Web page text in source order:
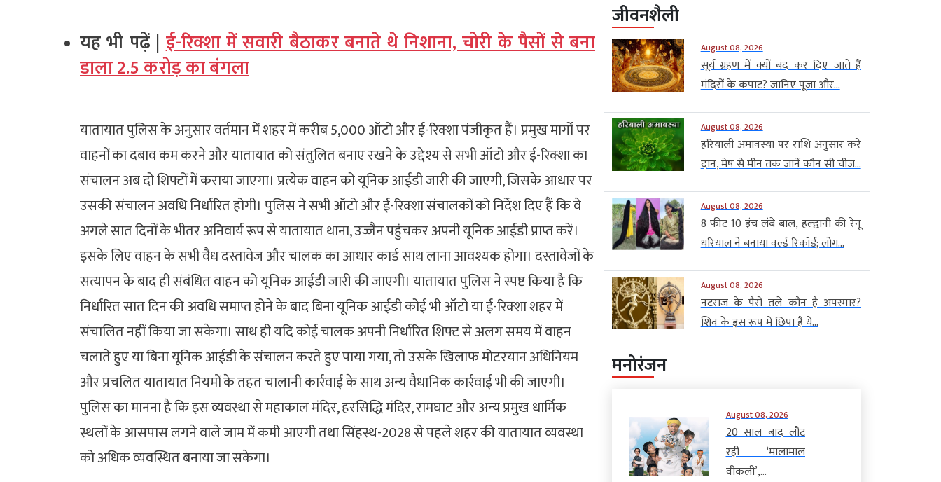
यह भी पढ़ें |ई-रिक्शा में सवारी बैठाकर बनाते थे निशाना, चोरी के पैसों से बना
डाला 2.5 करोड़ का बंगला
यातायात पुलिस के अनुसार वर्तमान में शहर में करीब 5,000 ऑटो और ई-रिक्शा पंजीकृत हैं। प्रमुख मार्गों पर
वाहनों का दबाव कम करने और यातायात को संतुलित बनाए रखने के उद्देश्य से सभी ऑटो और ई-रिक्शा का
संचालन अब दो शिफ्टों में कराया जाएगा। प्रत्येक वाहन को यूनिक आईडी जारी की जाएगी, जिसके आधार पर
उसकी संचालन अवधि निर्धारित होगी। पुलिस ने सभी ऑटो और ई-रिक्शा संचालकों को निर्देश दिए हैं कि वे
अगले सात दिनों के भीतर अनिवार्य रूप से यातायात थाना, उज्जैन पहुंचकर अपनी यूनिक आईडी प्राप्त करें।
इसके लिए वाहन के सभी वैध दस्तावेज और चालक का आधार कार्ड साथ लाना आवश्यक होगा। दस्तावेजों के
सत्यापन के बाद ही संबंधित वाहन को यूनिक आईडी जारी की जाएगी। यातायात पुलिस ने स्पष्ट किया है कि
निर्धारित सात दिन की अवधि समाप्त होने के बाद बिना यूनिक आईडी कोई भी ऑटो या ई-रिक्शा शहर में
संचालित नहीं किया जा सकेगा। साथ ही यदि कोई चालक अपनी निर्धारित शिफ्ट से अलग समय में वाहन
चलाते हुए या बिना यूनिक आईडी के संचालन करते हुए पाया गया, तो उसके खिलाफ मोटरयान अधिनियम
और प्रचलित यातायात नियमों के तहत चालानी कार्रवाई के साथ अन्य वैधानिक कार्रवाई भी की जाएगी।
पुलिस का मानना है कि इस व्यवस्था से महाकाल मंदिर, हरसिद्धि मंदिर, रामघाट और अन्य प्रमुख धार्मिक
स्थलों के आसपास लगने वाले जाम में कमी आएगी तथा सिंहस्थ-2028 से पहले शहर की यातायात व्यवस्था
को अधिक व्यवस्थित बनाया जा सकेगा।
जीवनशैली
August 08, 2026
सूर्य ग्रहण में क्यों बंद कर दिए जाते हैं
मंदिरों के कपाट? जानिए पूजा और...
August 08, 2026
हरियाली अमावस्या पर राशि अनुसार करें
दान, मेष से मीन तक जानें कौन सी चीज...
August 08, 2026
8 फीट 10 इंच लंबे बाल, हल्द्वानी की रेनू
धरियाल ने बनाया वर्ल्ड रिकॉर्ड; लोग...
August 08, 2026
नटराज के पैरों तले कौन है अपस्मार?
शिव के इस रूप में छिपा है ये...
मनोरंजन
August 08, 2026
20 साल बाद लौट
रही ‘मालामाल
वीकली’,...